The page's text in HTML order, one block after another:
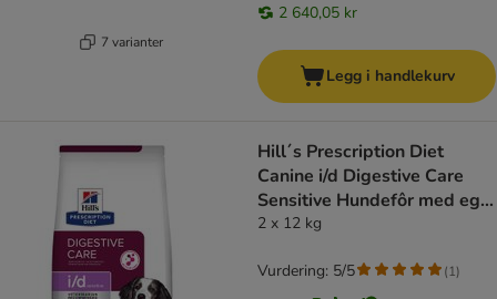
7 varianter
2 640,05 kr
Legg i handlekurv
Hill´s Prescription Diet
Canine i/d Digestive Care
Sensitive Hundefôr med egg
og ris
2 x 12 kg
Vurdering: 5/5 (1)